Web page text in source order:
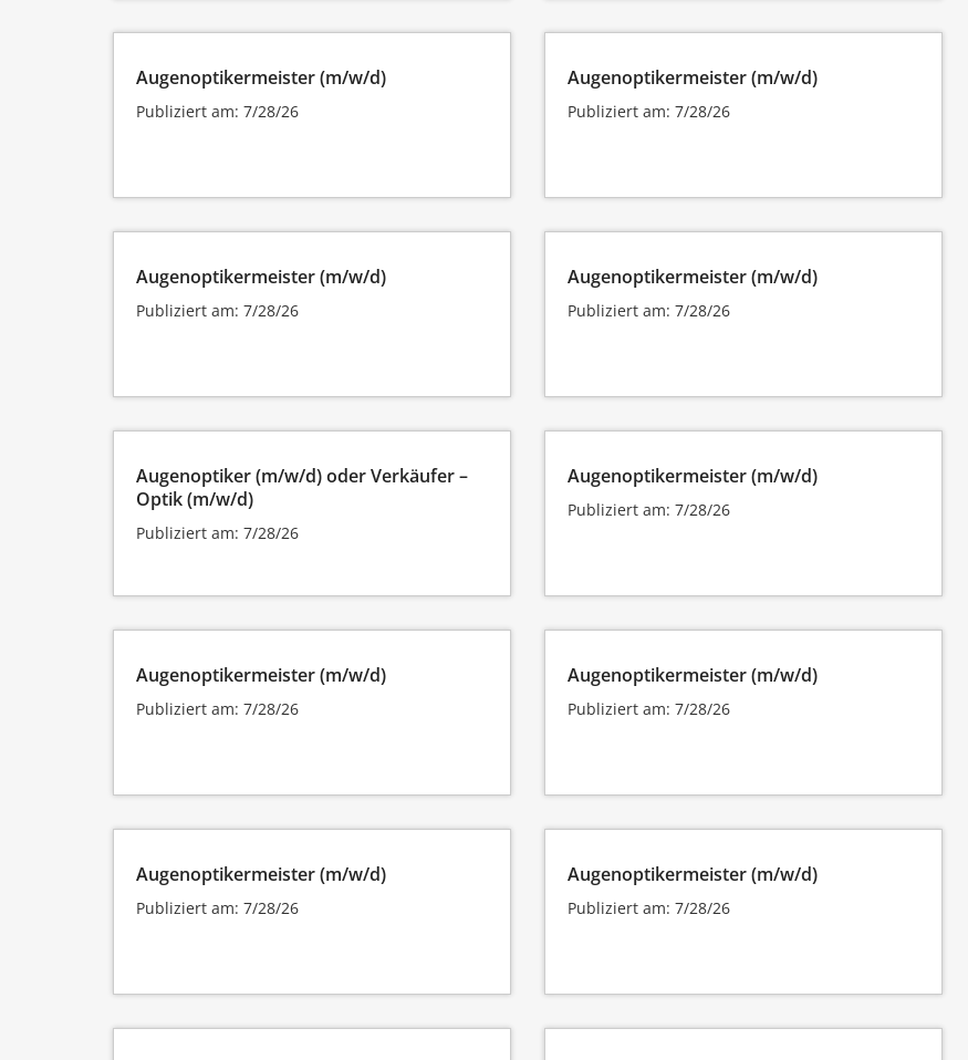
Augenoptikermeister (m/w/d)
Publiziert am: 7/28/26
Augenoptikermeister (m/w/d)
Publiziert am: 7/28/26
Augenoptikermeister (m/w/d)
Publiziert am: 7/28/26
Augenoptikermeister (m/w/d)
Publiziert am: 7/28/26
Augenoptiker (m/w/d) oder Verkäufer –
Optik (m/w/d)
Publiziert am: 7/28/26
Augenoptikermeister (m/w/d)
Publiziert am: 7/28/26
Augenoptikermeister (m/w/d)
Publiziert am: 7/28/26
Augenoptikermeister (m/w/d)
Publiziert am: 7/28/26
Augenoptikermeister (m/w/d)
Publiziert am: 7/28/26
Augenoptikermeister (m/w/d)
Publiziert am: 7/28/26